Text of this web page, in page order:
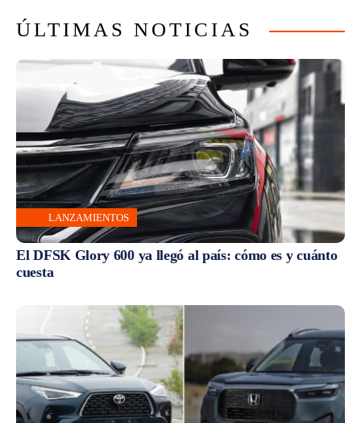
ÚLTIMAS NOTICIAS
LANZAMIENTOS
El DFSK Glory 600 ya llegó al país: cómo es y cuánto
cuesta